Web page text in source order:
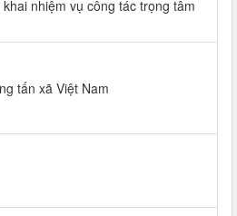
nhiệm vụ công tác trọng tâm
tấn xã Việt Nam